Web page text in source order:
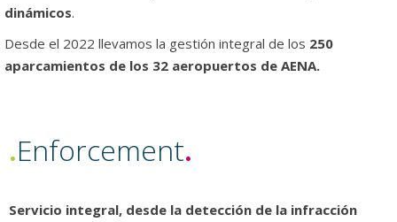
dinámicos.
Desde el 2022 llevamos la gestión integral de los 250
aparcamientos de los 32 aeropuertos de AENA.
.Enforcement.
Servicio integral, desde la detección de la infracción